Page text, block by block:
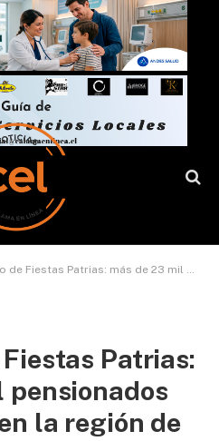
más de 23 mil pensionados beneficiados en la región de Antofagasta
Patrias:
pensionados
la región de